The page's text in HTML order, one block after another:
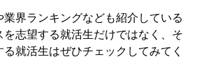
界ランキングなども紹介している
志望する就活生だけではなく、そ
就活生はぜひチェックしてみてく